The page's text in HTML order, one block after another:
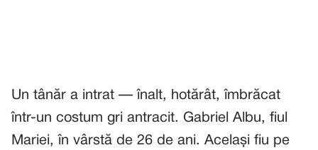
Un tânăr a intrat — înalt, hotărât, îmbrăcat
într-un costum gri antracit. Gabriel Albu, fiul
Mariei, în vârstă de 26 de ani. Același fiu pe